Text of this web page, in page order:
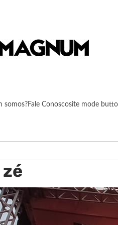
somos?Fale Conoscosite mode